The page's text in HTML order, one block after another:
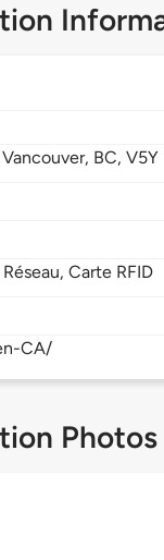
Vancouver, BC,V5Y
Carte RFID
CA/
Photos